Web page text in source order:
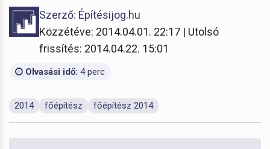
Szerző: Építésijog.hu
Közzétéve: 2014.04.01. 22:17 | Utolsó
frissítés: 2014.04.22. 15:01
Olvasási idő: 4 perc
2014 főépítész főépítész 2014